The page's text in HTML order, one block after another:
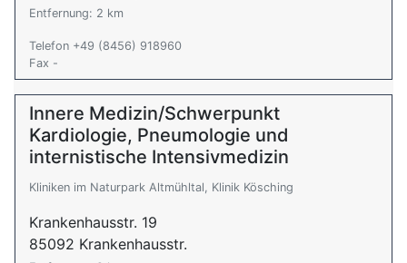
Entfernung: 2 km
Telefon +49 (8456) 918960
Fax -
Innere Medizin/Schwerpunkt
Kardiologie, Pneumologie und
internistische Intensivmedizin
Kliniken im Naturpark Altmühltal, Klinik Kösching
Krankenhausstr. 19
85092 Krankenhausstr.